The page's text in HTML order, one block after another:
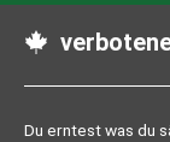
Du erntest was du